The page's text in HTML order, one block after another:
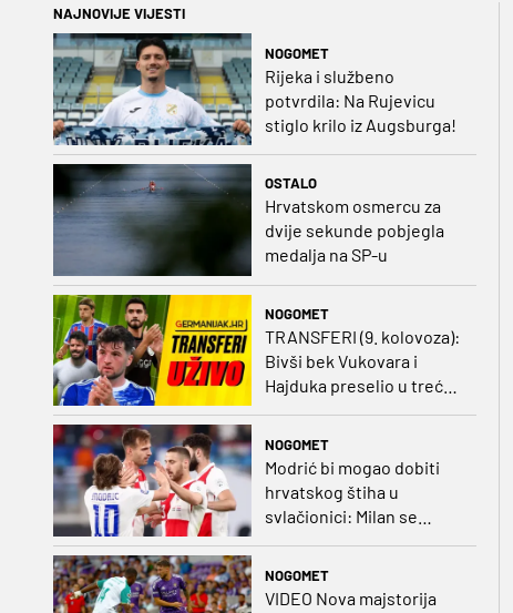
NAJNOVIJE VIJESTI
NOGOMET
Rijeka i službeno
potvrdila: Na Rujevicu
stiglo krilo iz Augsburga!
OSTALO
Hrvatskom osmercu za
dvije sekunde pobjegla
medalja na SP-u
NOGOMET
TRANSFERI (9. kolovoza):
Bivši bek Vukovara i
Hajduka preselio u treću
ligu, đakovački 'sin vjetra'
NOGOMET
Modrić bi mogao dobiti
hrvatskog štiha u
svlačionici: Milan se
raspituje za usluge
NOGOMET
VIDEO Nova majstorija